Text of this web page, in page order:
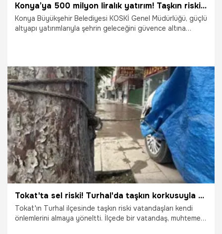
Konya’ya 500 milyon liralık yatırım! Taşkın riski tarih oluyor
Konya Büyükşehir Belediyesi KOSKİ Genel Müdürlüğü, güçlü
altyapı yatırımlarıyla şehrin geleceğini güvence altına
3.06.2026 Konya
Tokat'ta sel riski! Turhal'da taşkın korkusuyla vatandaş otomobilini ağaca bağladı
Tokat'ın Turhal ilçesinde taşkın riski vatandaşları kendi
önlemlerini almaya yöneltti. İlçede bir vatandaş, muhtemel